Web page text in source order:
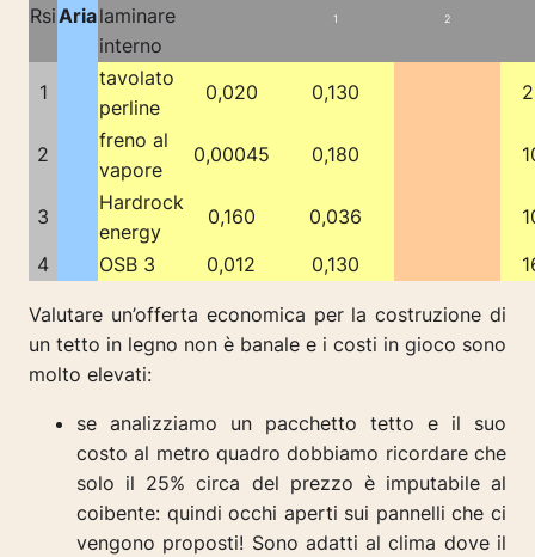
RsiArialaminare
interno
1 2
1
tavolato
perline
0,020 0,130
2
freno al
vapore
0,00045 0,180
3
Hardrock
energy
0,160 0,036
4
OSB 3 0,012 0,130
Valutare un’offerta economica per la costruzione di
un tetto in legno non è banale e i costi in gioco sono
molto elevati:
se analizziamo un pacchetto tetto e il suo
costo al metro quadro dobbiamo ricordare che
solo il 25% circa del prezzo è imputabile al
coibente: quindi occhi aperti sui pannelli che ci
vengono proposti! Sono adatti al clima dove il